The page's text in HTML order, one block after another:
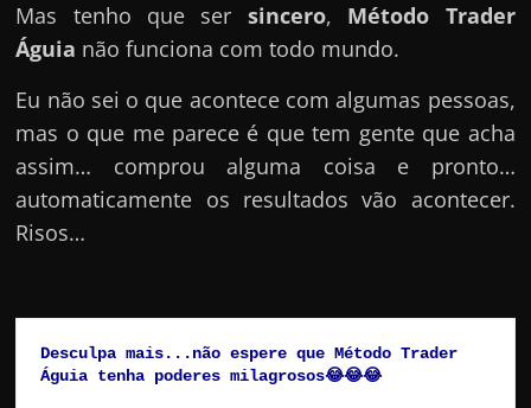
Mas tenho que ser sincero, Método Trader
Águia não funciona com todo mundo.
Eu não sei o que acontece com algumas pessoas,
mas o que me parece é que tem gente que acha
assim… comprou alguma coisa e pronto…
automaticamente os resultados vão acontecer.
Risos…
Desculpa mais...não espere que Método Trader
Águia tenha poderes milagrosos😂😂😂